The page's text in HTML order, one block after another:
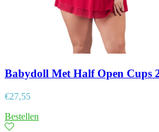
Babydoll Met Half Open Cups
€27,55
Bestellen